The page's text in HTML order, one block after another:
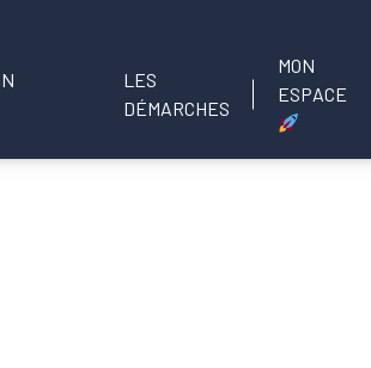
LES
DÉMARCHES
MON
ESPACE